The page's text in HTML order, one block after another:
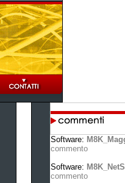
Software:
commento
Software:
commento